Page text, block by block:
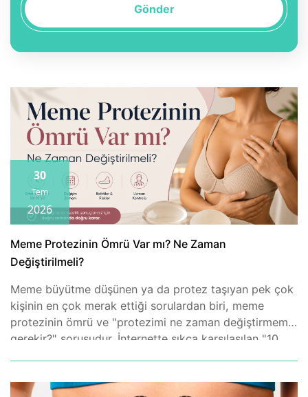
Gönder
30
Tem
2026
Meme Protezinin Ömrü Var mı? Ne Zaman
Değiştirilmeli?
Meme büyütme düşünen ya da protez taşıyan pek çok
kişinin en çok merak ettiği sorulardan biri, meme
protezinin ömrü ve "protezimi ne zaman değiştirmem
gerekir?" sorusudur. İnternette sıkça karşılaşılan "10
dayandığını, hangi durumların değişim